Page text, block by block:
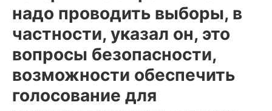
надо проводить выборы, в
частности, указал он, это
вопросы безопасности,
возможности обеспечить
голосование для